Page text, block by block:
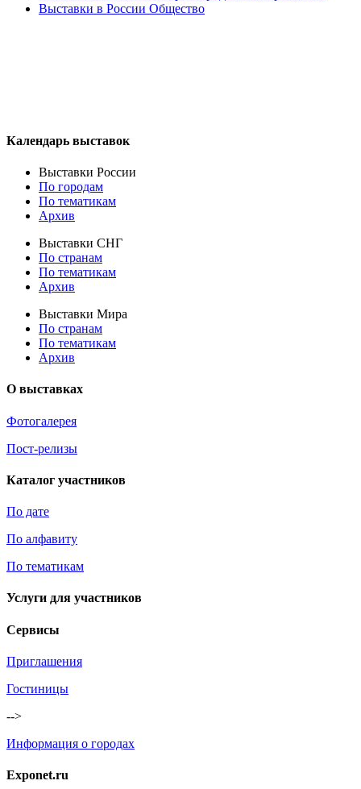
Выставки в России Общество
Календарь выставок
Выставки России
По городам
По тематикам
Архив
Выставки СНГ
По странам
По тематикам
Архив
Выставки Мира
По странам
По тематикам
Архив
О выставках
Фотогалерея
Пост-релизы
Каталог участников
По дате
По алфавиту
По тематикам
Услуги для участников
Сервисы
Приглашения
Гостиницы
-->
Информация о городах
Exponet.ru